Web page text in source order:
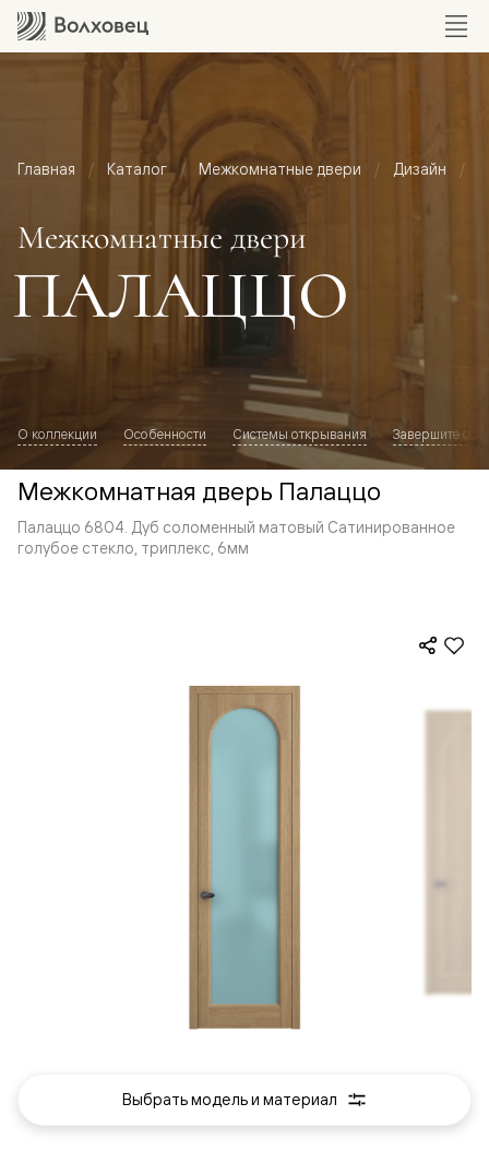
Главная Каталог Межкомнатные двери Дизайн
Межкомнатные двери
ПАЛАЦЦО
О коллекции Особенности Системы открывания Завершите
Межкомнатная дверь Палаццо
Палаццо 6804. Дуб соломенный матовый Сатинированное
голубое стекло, триплекс, 6мм
Выбрать модель и материал